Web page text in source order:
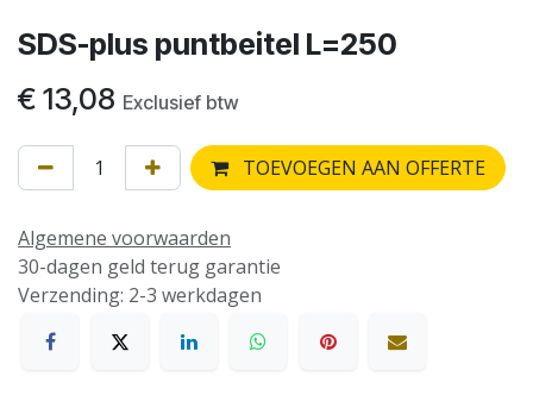
SDS-plus puntbeitel L=250
€ 13,08 Exclusief btw
TOEVOEGEN AAN OFFERTE
Algemene voorwaarden
30-dagen geld terug garantie
Verzending: 2-3 werkdagen